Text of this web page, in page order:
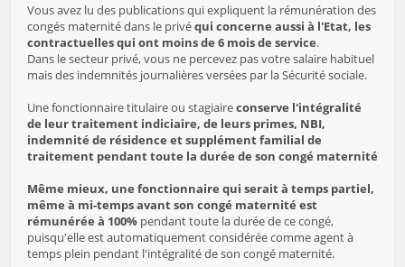
Vous avez lu des publications qui expliquent la rémunération des
congés maternité dans le privéqui concerne aussi à l'Etat, les
contractuelles qui ont moins de 6 mois de service.
Dans le secteur privé, vous ne percevez pas votre salaire habituel
mais des indemnités journalières versées par la Sécurité sociale.
Une fonctionnaire titulaire ou stagiaireconserve l'intégralité
de leur traitement indiciaire, de leurs primes, NBI,
indemnité de résidence et supplément familial de
traitement pendant toute la durée de son congé maternité
Même mieux, une fonctionnaire qui serait à temps partiel,
même à mi-temps avant son congé maternité est
rémunérée à 100% pendant toute la durée de ce congé,
puisqu'elle est automatiquement considérée comme agent à
temps plein pendant l'intégralité de son congé maternité.